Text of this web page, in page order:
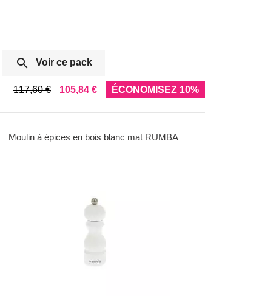
 Voir ce pack
117,60 € 105,84 € ÉCONOMISEZ 10%
Moulin à épices en bois blanc mat RUMBA